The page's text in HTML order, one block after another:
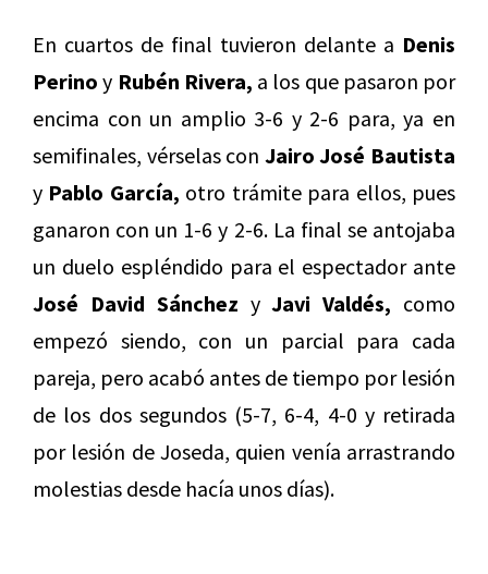
En cuartos de final tuvieron delante a Denis
Perino y Rubén Rivera, a los que pasaron por
encima con un amplio 3-6 y 2-6 para, ya en
semifinales, vérselas con Jairo José Bautista
y Pablo García, otro trámite para ellos, pues
ganaron con un 1-6 y 2-6. La final se antojaba
un duelo espléndido para el espectador ante
José David Sánchez yJavi Valdés, como
empezó siendo, con un parcial para cada
pareja, pero acabó antes de tiempo por lesión
de los dos segundos (5-7, 6-4, 4-0 y retirada
por lesión de Joseda, quien venía arrastrando
molestias desde hacía unos días).